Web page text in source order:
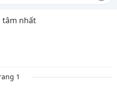
tâm nhất
1